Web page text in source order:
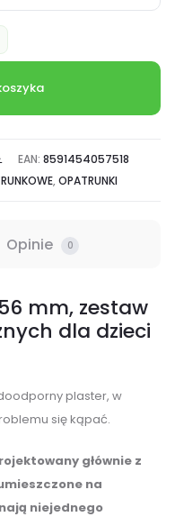
EAN:8591454057518
,OPATRUNKI
Opinie 0
56 mm, zestaw
dla dzieci
plaster, w
się kąpać.
głównie z
na
niejednego